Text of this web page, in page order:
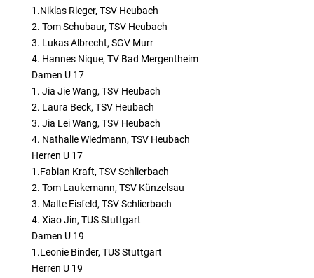
1.Niklas Rieger, TSV Heubach
2. Tom Schubaur, TSV Heubach
3. Lukas Albrecht, SGV Murr
4. Hannes Nique, TV Bad Mergentheim
Damen U 17
1. Jia Jie Wang, TSV Heubach
2. Laura Beck, TSV Heubach
3. Jia Lei Wang, TSV Heubach
4. Nathalie Wiedmann, TSV Heubach
Herren U 17
1.Fabian Kraft, TSV Schlierbach
2. Tom Laukemann, TSV Künzelsau
3. Malte Eisfeld, TSV Schlierbach
4. Xiao Jin, TUS Stuttgart
Damen U 19
1.Leonie Binder, TUS Stuttgart
Herren U 19